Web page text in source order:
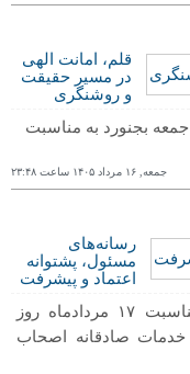
قلم، امانت الهی
در مسیر حقیقت
و روشنگری
بجنورد به مناسبت
جمعه, ١۶ مرداد ١۴۰۵ ساعت ٢٣:۴٨
رسانه‌های
مسئول، پشتوانه
اعتماد و پیشرفت
استاندار خراسان شمالی در پیامی به مناسبت ١٧ مردادماه روز
صادقانه اصحاب